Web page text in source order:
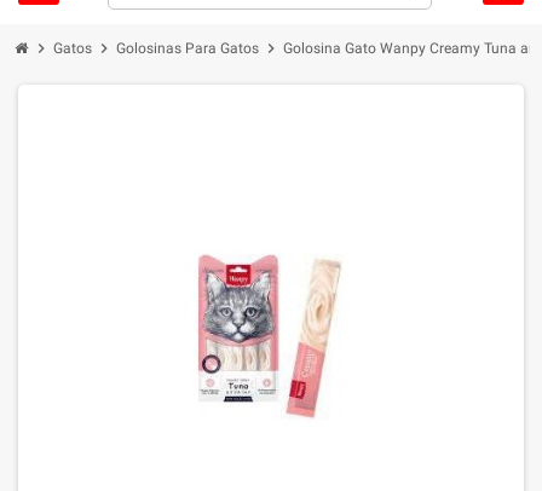
chevron_right Gatos chevron_right Golosinas Para Gatos chevron_right Golosina Gato Wanpy Creamy Tuna